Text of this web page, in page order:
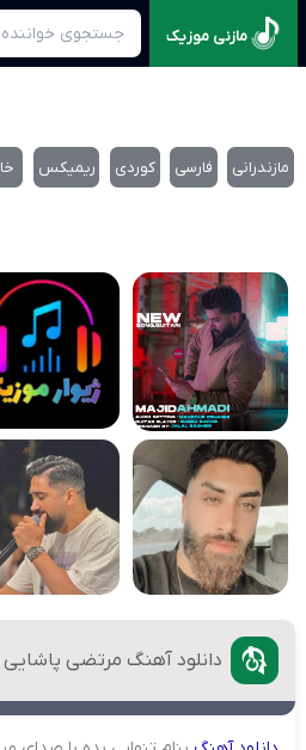
مازنی موزیک
مازندرانی فارسی کوردی ریمیکس
دانلود آهنگ مرتضی پاشایی